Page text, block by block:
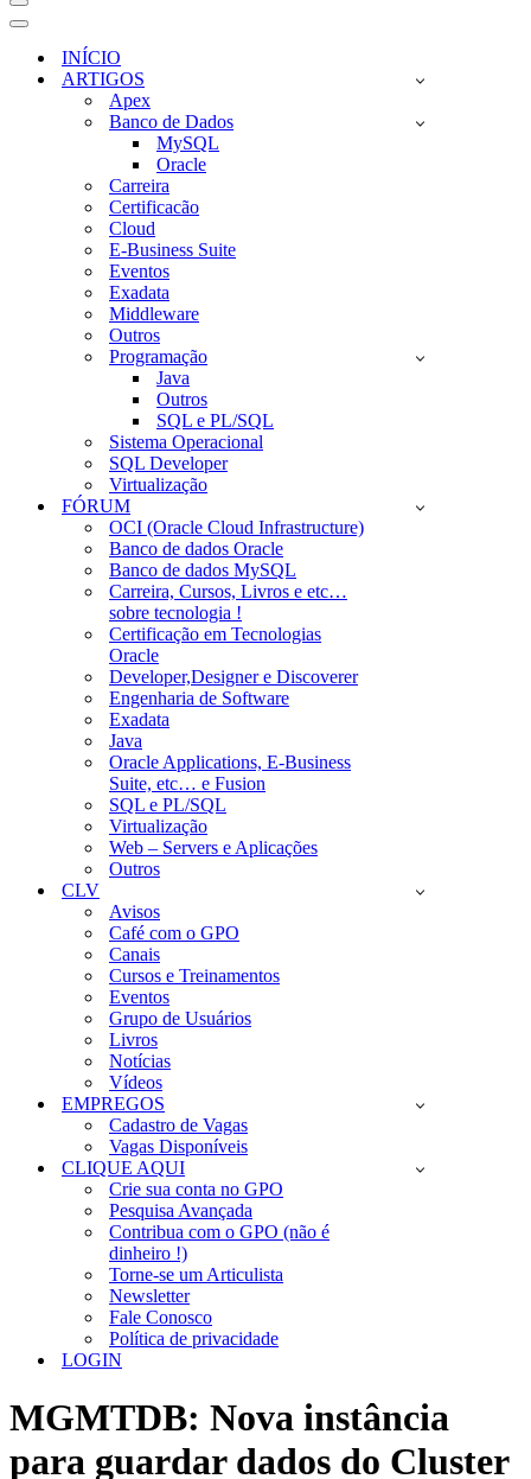
Menu
de
navegação
Menu
navegaçãoINÍCIO
ARTIGOS
Apex
Banco de Dados
MySQL
Oracle
Carreira
Certificacão
Cloud
E-Business Suite
Eventos
Exadata
Middleware
Outros
Programação
Java
Outros
SQL e PL/SQL
Sistema Operacional
SQL Developer
Virtualização
FÓRUM
OCI (Oracle Cloud Infrastructure)
Banco de dados Oracle
Banco de dados MySQL
Carreira, Cursos, Livros e etc…
sobre tecnologia !
Certificação em Tecnologias
Oracle
Developer,Designer e Discoverer
Engenharia de Software
Exadata
Java
Oracle Applications, E-Business
Suite, etc… e Fusion
SQL e PL/SQL
Virtualização
Web – Servers e Aplicações
Outros
CLV
Avisos
Café com o GPO
Canais
Cursos e Treinamentos
Eventos
Grupo de Usuários
Livros
Notícias
Vídeos
EMPREGOS
Cadastro de Vagas
Vagas Disponíveis
CLIQUE AQUI
Crie sua conta no GPO
Pesquisa Avançada
Contribua com o GPO (não é
dinheiro !)
Torne-se um Articulista
Newsletter
Fale Conosco
Política de privacidade
LOGIN
MGMTDB: Nova instância
para guardar dados do Cluster